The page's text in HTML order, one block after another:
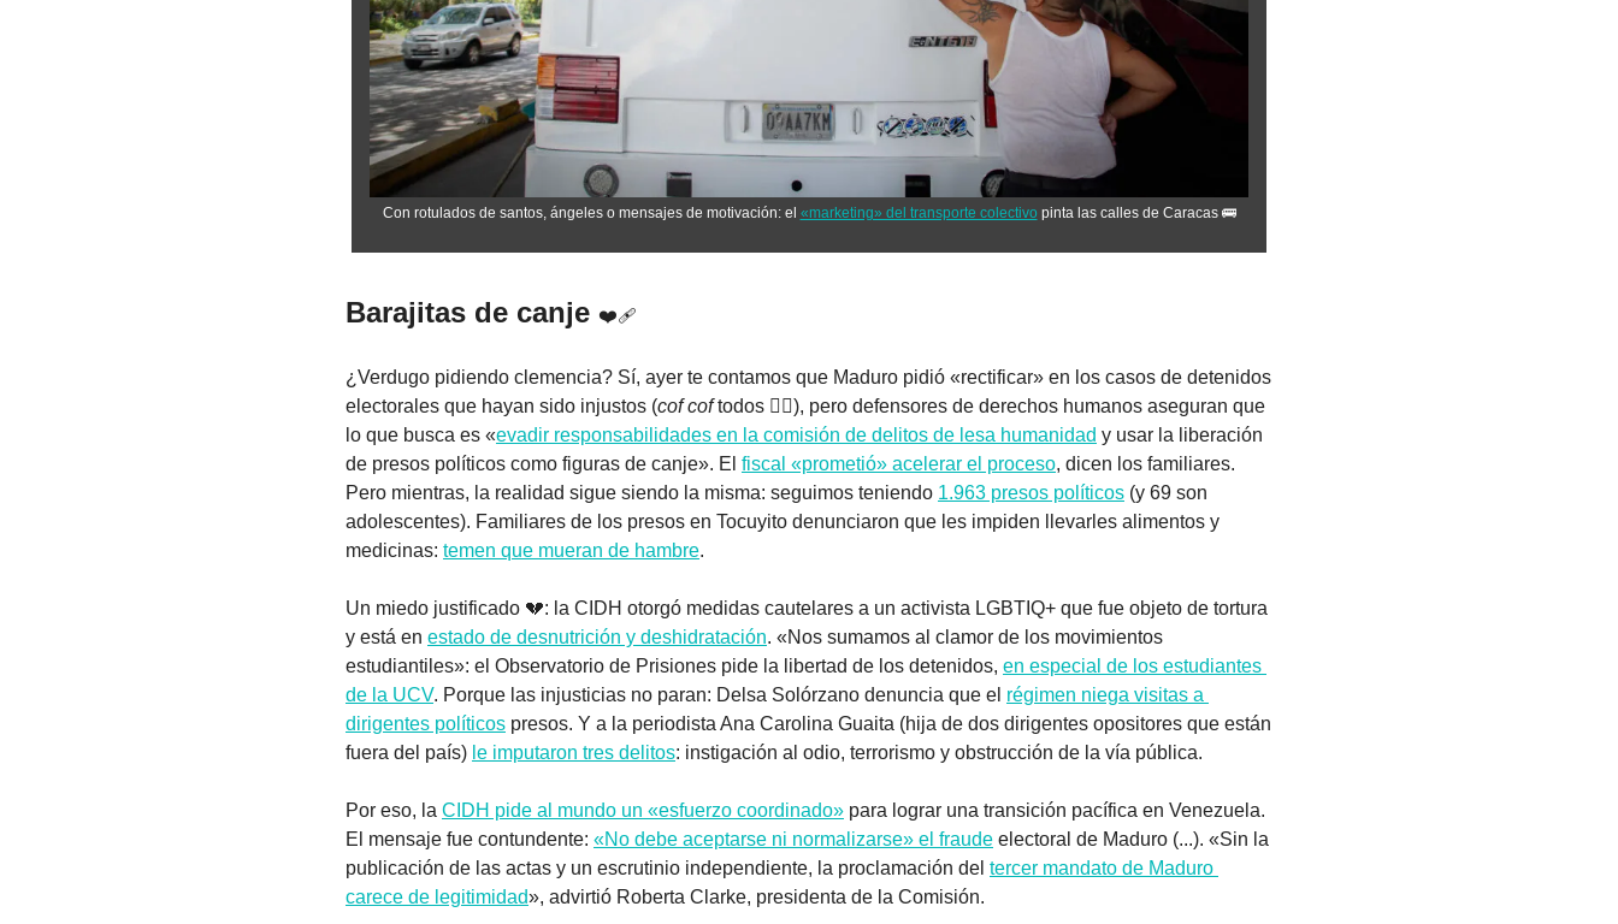
Con rotulados de santos, ángeles o mensajes de motivación: el «marketing» del transporte colectivo pinta las calles de Caracas 🚌
Barajitas de canje ❤️‍🩹
¿Verdugo pidiendo clemencia? Sí, ayer te contamos que Maduro pidió «rectificar» en los casos de detenidos
electorales que hayan sido injustos (cof cof todos 😮‍💨), pero defensores de derechos humanos aseguran que
lo que busca es «evadir responsabilidades en la comisión de delitos de lesa humanidad y usar la liberación
de presos políticos como figuras de canje». El fiscal «prometió» acelerar el proceso, dicen los familiares.
Pero mientras, la realidad sigue siendo la misma: seguimos teniendo 1.963 presos políticos (y 69 son
adolescentes). Familiares de los presos en Tocuyito denunciaron que les impiden llevarles alimentos y
medicinas: temen que mueran de hambre.
Un miedo justificado 💔: la CIDH otorgó medidas cautelares a un activista LGBTIQ+ que fue objeto de tortura
y está en estado de desnutrición y deshidratación. «Nos sumamos al clamor de los movimientos
estudiantiles»: el Observatorio de Prisiones pide la libertad de los detenidos, en especial de los estudiantes
de la UCV. Porque las injusticias no paran: Delsa Solórzano denuncia que el régimen niega visitas a
dirigentes políticos presos. Y a la periodista Ana Carolina Guaita (hija de dos dirigentes opositores que están
fuera del país) le imputaron tres delitos: instigación al odio, terrorismo y obstrucción de la vía pública.
Por eso, la CIDH pide al mundo un «esfuerzo coordinado» para lograr una transición pacífica en Venezuela.
El mensaje fue contundente: «No debe aceptarse ni normalizarse» el fraude electoral de Maduro (...). «Sin la
publicación de las actas y un escrutinio independiente, la proclamación del tercer mandato de Maduro
carece de legitimidad», advirtió Roberta Clarke, presidenta de la Comisión.